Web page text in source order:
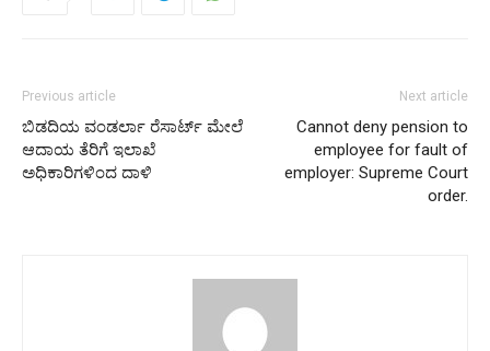
Previous article
ಬಿಡದಿಯ ವಂಡರ್ಲಾ ರೆಸಾರ್ಟ್ ಮೇಲೆ
ಆದಾಯ ತೆರಿಗೆ ಇಲಾಖೆ
ಅಧಿಕಾರಿಗಳಿಂದ ದಾಳಿ
Next article
Cannot deny pension to
employee for fault of
employer: Supreme Court
order.